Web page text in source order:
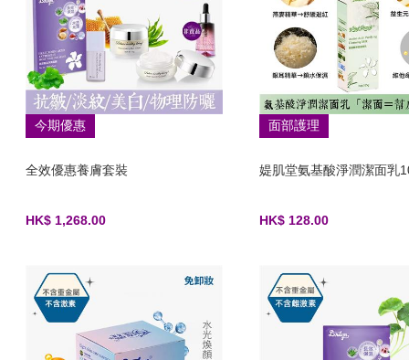
今期優惠
全效優惠養膚套裝
HK$ 1,268.00
面部護理
媞肌堂氨基酸淨潤潔面乳
HK$ 128.00